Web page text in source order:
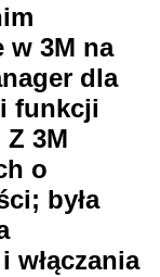
w 3M na
dla
funkcji
3M
o
była